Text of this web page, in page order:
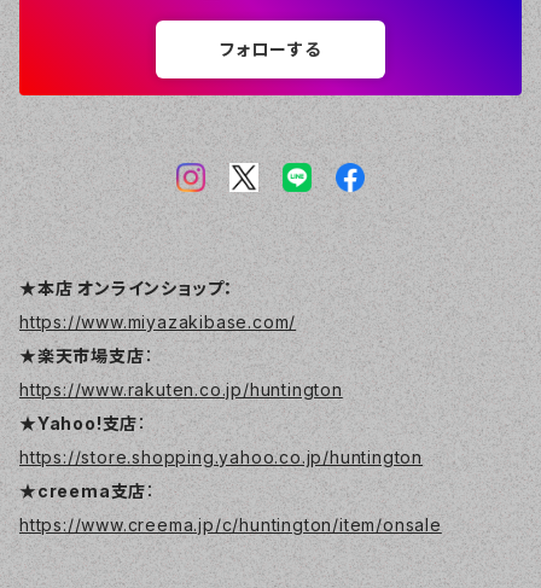
フォローする
★本店 オンラインショップ：
https://www.miyazakibase.com/
★楽天市場支店：
https://www.rakuten.co.jp/huntington
★Yahoo!支店：
https://store.shopping.yahoo.co.jp/huntington
★creema支店：
https://www.creema.jp/c/huntington/item/onsale